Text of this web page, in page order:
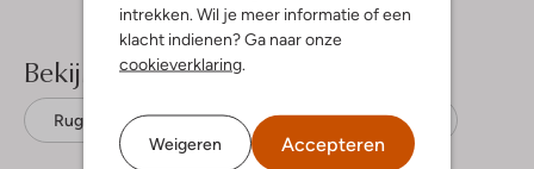
intrekken. Wil je meer informatie of een
klacht indienen? Ga naar onze
cookieverklaring.
Weigeren Accepteren
Bekijk meer
Rugtassen Sticky Lemon Textiel